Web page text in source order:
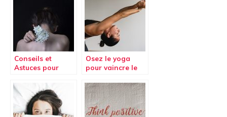
Conseils et
Astuces pour
de dos
Osez le yoga
pour vaincre le